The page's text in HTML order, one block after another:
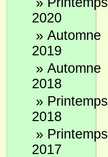
2020
» Automne
2019
» Automne
2018
» Printemps
2018
» Printemps
2017